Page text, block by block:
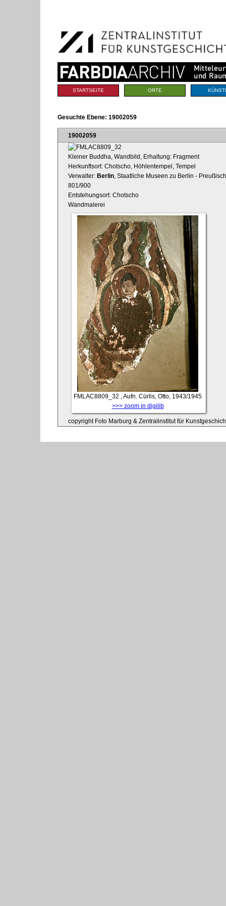
Navigation
Sektionen
STARTSEITE ORTE
Gesuchte Ebene: 19002059
19002059
Kleiner Buddha, Wandbild, Erhaltung: Fragment
Herkunftsort: Chotscho, Höhlentempel, Tempel
Verwalter: Berlin , Staatliche Museen zu Berlin -
801/900
Entstehungsort: Chotscho
Wandmalerei
FMLAC8809_32
, Aufn. Cürlis, Otto, 1943/1945
>>> zoom in digilib
copyright Foto Marburg & Zentralinstitut für